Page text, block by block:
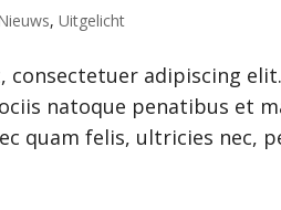
,Uitgelicht
adipiscing
natoque penatibus et
quam felis, ultricies nec,